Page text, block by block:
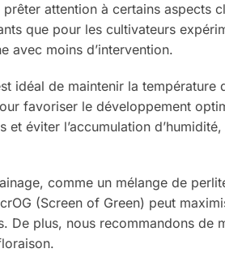
attention à certains aspects
que pour les cultivateurs
avec moins d’intervention.
idéal de maintenir la température
favoriser le développement
éviter l’accumulation
comme un mélange de
(Screen of Green) peut
plus, nous recommandons de